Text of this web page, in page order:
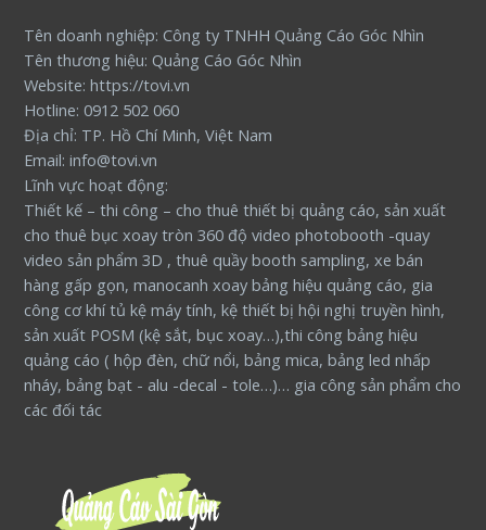
Tên doanh nghiệp: Công ty TNHH Quảng Cáo Góc Nhìn
Tên thương hiệu: Quảng Cáo Góc Nhìn
Website: https://tovi.vn
Hotline: 0912 502 060
Địa chỉ: TP. Hồ Chí Minh, Việt Nam
Email: info@tovi.vn
Lĩnh vực hoạt động:
Thiết kế – thi công – cho thuê thiết bị quảng cáo, sản xuất
cho thuê bục xoay tròn 360 độ video photobooth -quay
video sản phẩm 3D , thuê quầy booth sampling, xe bán
hàng gấp gọn, manocanh xoay bảng hiệu quảng cáo, gia
công cơ khí tủ kệ máy tính, kệ thiết bị hội nghị truyền hình,
sản xuất POSM (kệ sắt, bục xoay…),thi công bảng hiệu
quảng cáo ( hộp đèn, chữ nổi, bảng mica, bảng led nhấp
nháy, bảng bạt - alu -decal - tole…)… gia công sản phẩm cho
các đối tác